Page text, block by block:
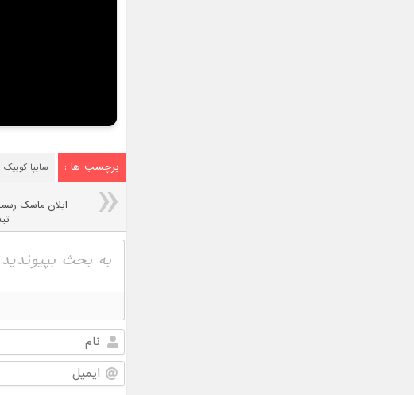
برچسب ها : سایپا کوییک
ایلان ماسک رسما